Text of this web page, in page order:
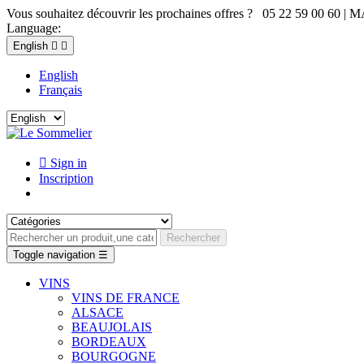
Vous souhaitez découvrir les prochaines offres ? 05 22 59 00 60 |
Language:
English  
English
Français
 Sign in
Inscription
Rechercher
Toggle navigation ☰
VINS
VINS DE FRANCE
ALSACE
BEAUJOLAIS
BORDEAUX
BOURGOGNE